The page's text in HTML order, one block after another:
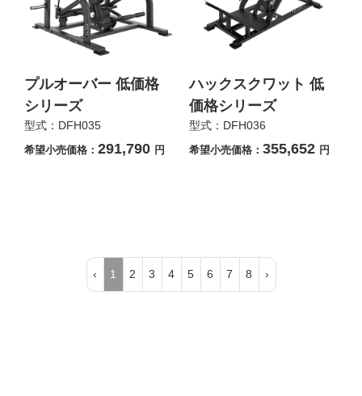
プルオーバー 低価格
シリーズ
型式：DFH035
希望小売価格： 291,790 円
ハックスクワット 低
価格シリーズ
型式：DFH036
希望小売価格： 355,652 円
‹ 1 2 3 4 5 6 7 8 ›